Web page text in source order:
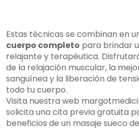
Estas técnicas se combinan en
cuerpo completo para brindar
relajante y terapéutica.
de la relajación muscular, la
sanguínea y la liberación de
todo tu cuerpo.
Visita nuestra web
solicita una cita previa gratuita
beneficios de un masaje sueco